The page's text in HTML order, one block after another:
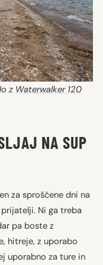
z Waterwalker 120
NA SUP
za sproščene dni na
Ni ga treba
pa boste z
hitreje, z uporabo
uporabno za ture in